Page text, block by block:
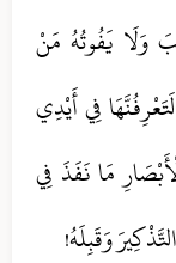
وَلَا يَفُوتُهُ مَنْ
فِي أَيْدِي
مَا نَفَذَ فِي
وَقَبِلَهُ!